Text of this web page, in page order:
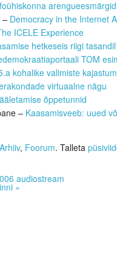
– Democracy in the Internet
ICELE Experience
hetkeseis riigi tasandil
TOM
kohalike valimiste
virtuaalne nägu
õppetunnid
– Kaasamisveeb: uued
Arhiiv, Foorum. Talleta
audiostream
»